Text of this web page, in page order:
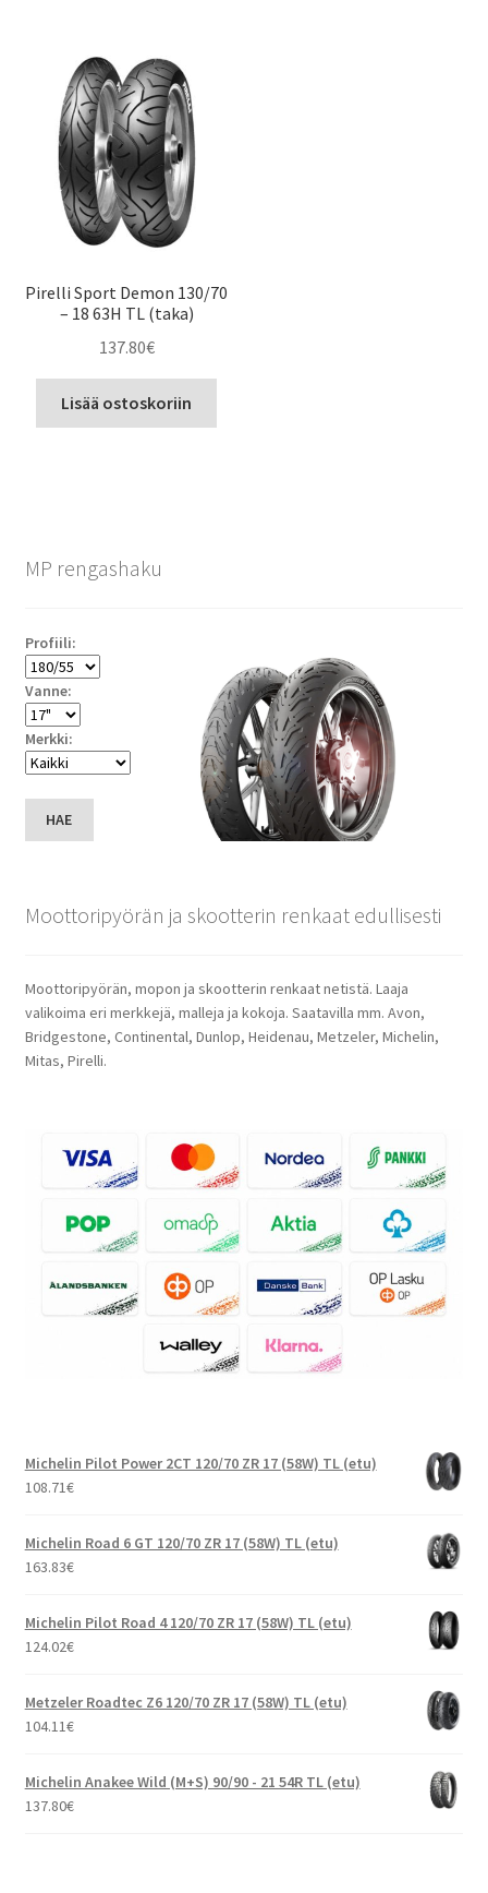
Pirelli Sport Demon 130/70
– 18 63H TL (taka)
137.80€
Lisää ostoskoriin
MP rengashaku
Profiili:
Vanne:
Merkki:
HAE
Moottoripyörän ja skootterin renkaat edullisesti
Moottoripyörän, mopon ja skootterin renkaat netistä. Laaja
valikoima eri merkkejä, malleja ja kokoja. Saatavilla mm. Avon,
Bridgestone, Continental, Dunlop, Heidenau, Metzeler, Michelin,
Mitas, Pirelli.
Michelin Pilot Power 2CT 120/70 ZR 17 (58W) TL (etu)
108.71€
Michelin Road 6 GT 120/70 ZR 17 (58W) TL (etu)
163.83€
Michelin Pilot Road 4 120/70 ZR 17 (58W) TL (etu)
124.02€
Metzeler Roadtec Z6 120/70 ZR 17 (58W) TL (etu)
104.11€
Michelin Anakee Wild (M+S) 90/90 - 21 54R TL (etu)
137.80€